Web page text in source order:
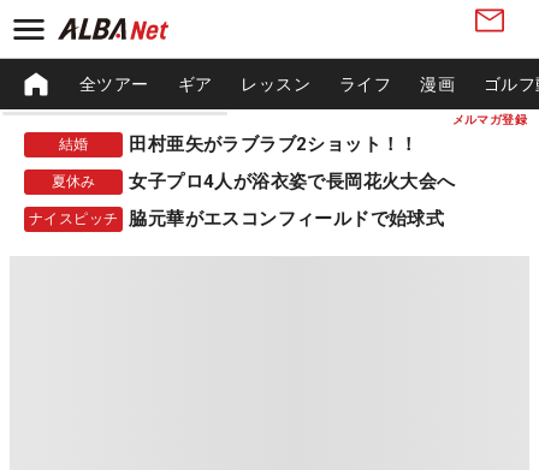
メルマガ登録
全ツアー ギア レッスン ライフ 漫画 ゴル
結婚 田村亜矢がラブラブ2ショット！！
夏休み 女子プロ4人が浴衣姿で長岡花火大会へ
ナイスピッチ 脇元華がエスコンフィールドで始球式